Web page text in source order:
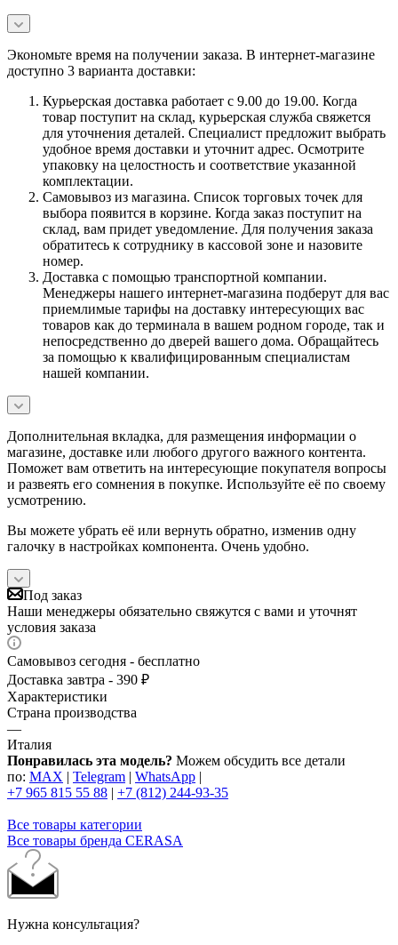
Экономьте время на получении заказа. В интернет-магазине
доступно 3 варианта доставки:
Курьерская доставка работает с 9.00 до 19.00. Когда
товар поступит на склад, курьерская служба свяжется
для уточнения деталей. Специалист предложит выбрать
удобное время доставки и уточнит адрес. Осмотрите
упаковку на целостность и соответствие указанной
комплектации.
Самовывоз из магазина. Список торговых точек для
выбора появится в корзине. Когда заказ поступит на
склад, вам придет уведомление. Для получения заказа
обратитесь к сотруднику в кассовой зоне и назовите
номер.
Доставка с помощью транспортной компании.
Менеджеры нашего интернет-магазина подберут для вас
приемлимые тарифы на доставку интересующих вас
товаров как до терминала в вашем родном городе, так и
непосредственно до дверей вашего дома. Обращайтесь
за помощью к квалифицированным специалистам
нашей компании.
Дополнительная вкладка, для размещения информации о
магазине, доставке или любого другого важного контента.
Поможет вам ответить на интересующие покупателя вопросы
и развеять его сомнения в покупке. Используйте её по своему
усмотрению.
Вы можете убрать её или вернуть обратно, изменив одну
галочку в настройках компонента. Очень удобно.
Под заказ
Наши менеджеры обязательно свяжутся с вами и уточнят
условия заказа
Самовывоз сегодня - бесплатно
Доставка завтра - 390 ₽
Характеристики
Страна производства
—
Италия
Понравилась эта модель? Можем обсудить все детали
по: MAX | Telegram | WhatsApp |
+7 965 815 55 88 | +7 (812) 244-93-35
Все товары категории
Все товары бренда CERASA
Нужна консультация?